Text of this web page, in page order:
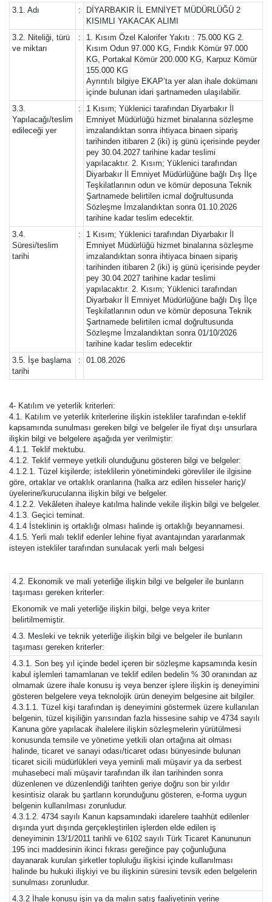
3.1. Adı :
DİYARBAKIR İL EMNİYET MÜDÜRLÜĞÜ 2
KISIMLI YAKACAK ALIMI
3.2. Niteliği, türü
ve miktarı
:
1. Kısım Özel Kalorifer Yakıtı : 75.000 KG 2.
Kısım Odun 97.000 KG, Fındık Kömür 97.000
KG, Portakal Kömür 200.000 KG, Karpuz Kömür
155.000 KG
Ayrıntılı bilgiye EKAP’ta yer alan ihale dokümanı
içinde bulunan idari şartnameden ulaşılabilir.
3.3.
Yapılacağı/teslim
edileceği yer
:
1 Kısım; Yüklenici tarafından Diyarbakır İl
Emniyet Müdürlüğü hizmet binalarına sözleşme
imzalandıktan sonra ihtiyaca binaen sipariş
tarihinden itibaren 2 (iki) iş günü içerisinde peyder
pey 30.04.2027 tarihine kadar teslimi
yapılacaktır. 2. Kısım; Yüklenici tarafından
Diyarbakır İl Emniyet Müdürlüğüne bağlı Dış İlçe
Teşkilatlarının odun ve kömür deposuna Teknik
Şartnamede belirtilen icmal doğrultusunda
Sözleşme İmzalandıktan sonra 01.10.2026
tarihine kadar teslim edecektir.
3.4.
Süresi/teslim
tarihi
:
1 Kısım; Yüklenici tarafından Diyarbakır İl
Emniyet Müdürlüğü hizmet binalarına sözleşme
imzalandıktan sonra ihtiyaca binaen sipariş
tarihinden itibaren 2 (iki) iş günü içerisinde peyder
pey 30.04.2027 tarihine kadar teslimi
yapılacaktır. 2. Kısım; Yüklenici tarafından
Diyarbakır İl Emniyet Müdürlüğüne bağlı Dış İlçe
Teşkilatlarının odun ve kömür deposuna Teknik
Şartnamede belirtilen icmal doğrultusunda
Sözleşme İmzalandıktan sonra 01/10/2026
tarihine kadar teslim edecektir
3.5. İşe başlama
tarihi
: 01.08.2026
4- Katılım ve yeterlik kriterleri:
4.1. Katılım ve yeterlik kriterlerine ilişkin istekliler tarafından e-teklif
kapsamında sunulması gereken bilgi ve belgeler ile fiyat dışı unsurlara
ilişkin bilgi ve belgelere aşağıda yer verilmiştir:
4.1.1. Teklif mektubu.
4.1.2. Teklif vermeye yetkili olunduğunu gösteren bilgi ve belgeler:
4.1.2.1. Tüzel kişilerde; isteklilerin yönetimindeki görevliler ile ilgisine
göre, ortaklar ve ortaklık oranlarına (halka arz edilen hisseler hariç)/
üyelerine/kurucularına ilişkin bilgi ve belgeler.
4.1.2.2. Vekâleten ihaleye katılma halinde vekile ilişkin bilgi ve belgeler.
4.1.3. Geçici teminat.
4.1.4 İsteklinin iş ortaklığı olması halinde iş ortaklığı beyannamesi.
4.1.5. Yerli malı teklif edenler lehine fiyat avantajından yararlanmak
isteyen istekliler tarafından sunulacak yerli malı belgesi
4.2. Ekonomik ve mali yeterliğe ilişkin bilgi ve belgeler ile bunların
taşıması gereken kriterler:
Ekonomik ve mali yeterliğe ilişkin bilgi, belge veya kriter
belirtilmemiştir.
4.3. Mesleki ve teknik yeterliğe ilişkin bilgi ve belgeler ile bunların
taşıması gereken kriterler:
4.3.1. Son beş yıl içinde bedel içeren bir sözleşme kapsamında kesin
kabul işlemleri tamamlanan ve teklif edilen bedelin % 30 oranından az
olmamak üzere ihale konusu iş veya benzer işlere ilişkin iş deneyimini
gösteren belgelere veya teknolojik ürün deneyim belgesine ait bilgiler.
4.3.1.1. Tüzel kişi tarafından iş deneyimini göstermek üzere kullanılan
belgenin, tüzel kişiliğin yarısından fazla hissesine sahip ve 4734 sayılı
Kanuna göre yapılacak ihalelere ilişkin sözleşmelerin yürütülmesi
konusunda temsile ve yönetime yetkili olan ortağına ait olması
halinde, ticaret ve sanayi odası/ticaret odası bünyesinde bulunan
ticaret sicili müdürlükleri veya yeminli mali müşavir ya da serbest
muhasebeci mali müşavir tarafından ilk ilan tarihinden sonra
düzenlenen ve düzenlendiği tarihten geriye doğru son bir yıldır
kesintisiz olarak bu şartların korunduğunu gösteren, e-forma uygun
belgenin kullanılması zorunludur.
4.3.1.2. 4734 sayılı Kanun kapsamındaki idarelere taahhüt edilenler
dışında yurt dışında gerçekleştirilen işlerden elde edilen iş
deneyiminin 13/1/2011 tarihli ve 6102 sayılı Türk Ticaret Kanununun
195 inci maddesinin ikinci fıkrası gereğince pay çoğunluğuna
dayanarak kurulan şirketler topluluğu ilişkisi içinde kullanılması
halinde bu hukuki ilişkiyi ve bu ilişkinin süresini tevsik eden belgelerin
sunulması zorunludur.
4.3.2 İhale konusu işin ya da malın satış faaliyetinin yerine